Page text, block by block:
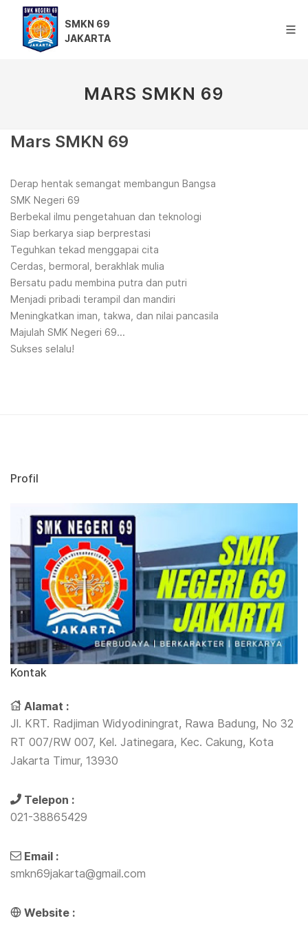
SMKN 69
JAKARTA
MARS SMKN 69
Mars SMKN 69
Derap hentak semangat membangun Bangsa
SMK Negeri 69
Berbekal ilmu pengetahuan dan teknologi
Siap berkarya siap berprestasi
Teguhkan tekad menggapai cita
Cerdas, bermoral, berakhlak mulia
Bersatu padu membina putra dan putri
Menjadi pribadi terampil dan mandiri
Meningkatkan iman, takwa, dan nilai pancasila
Majulah SMK Negeri 69...
Sukses selalu!
Profil
Kontak
Alamat :
Jl. KRT. Radjiman Widyodiningrat, Rawa Badung, No 32
RT 007/RW 007, Kel. Jatinegara, Kec. Cakung, Kota
Jakarta Timur, 13930
Telepon :
021-38865429
Email :
smkn69jakarta@gmail.com
Website :